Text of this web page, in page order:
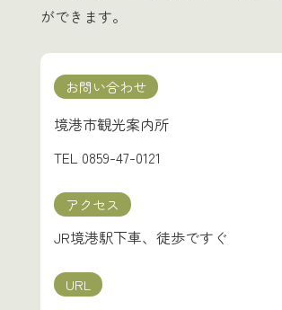
ができます。
お問い合わせ
境港市観光案内所
TEL 0859-47-0121
アクセス
JR境港駅下車、徒歩ですぐ
URL